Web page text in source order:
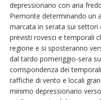
depressionario con aria
Piemonte determinando un
marcata in serata sui
previsti rovesci e temporali
regione e si sposteranno
dal tardo pomeriggio-sera
corrispondenza dei
raffiche di vento e locali
minimo depressionario